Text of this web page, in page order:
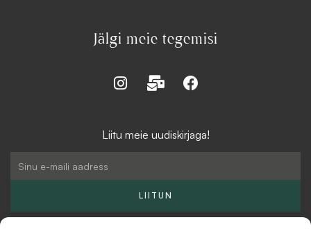
Jälgi meie tegemisi
I
t
a
M
l
-
l
k
F
e
b
Liitu meie uudiskirjaga!
Email
LIITUN